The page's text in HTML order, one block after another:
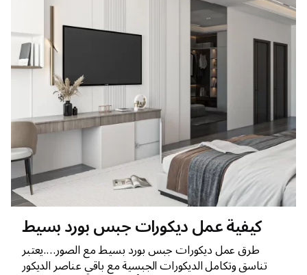
كيفية عمل ديكورات جبس بورد بسيط
طرق عمل ديكورات جبس بورد بسيط مع الصور….يعتبر
تناسق وتكامل الديكورات الجبسية مع باقي عناصر الديكور